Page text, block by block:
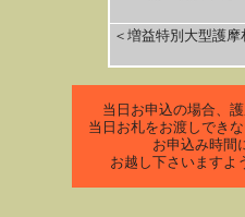
＜増益特別大型護摩
当日お申込の場合、
当日お札をお渡しでき
お申込み時間
お越し下さいますよ